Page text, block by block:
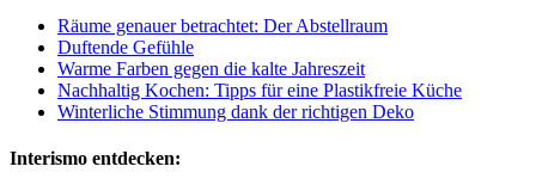
Räume genauer betrachtet: Der Abstellraum
Duftende Gefühle
Warme Farben gegen die kalte Jahreszeit
Nachhaltig Kochen: Tipps für eine Plastikfreie Küche
Winterliche Stimmung dank der richtigen Deko
Interismo entdecken: